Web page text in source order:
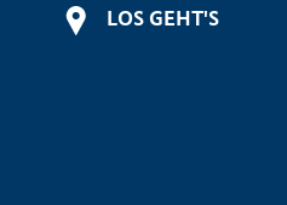
LOS GEHT'S